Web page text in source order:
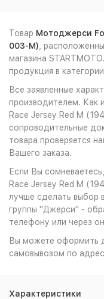
Товар Мотоджерси
003-M) ,
магазина
продукция в
Все заявленные
производителем. Как
Race Jersey Red M
сопроводительные
товара проверяется
Вашего заказа.
Если Вы
Race Jersey Red M
лучше сделать выбор
группы "Джерси" -
телефону или через
Вы можете оформить
самовывозом по
Характеристики